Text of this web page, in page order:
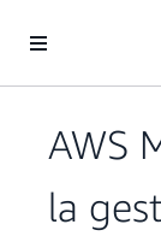
AWS
la